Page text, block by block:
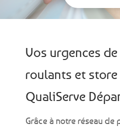
Vos urgences
roulants et store
QualiServe
Grâce à notre réseau de